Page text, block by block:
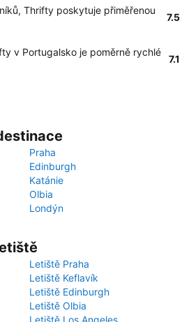
Thrifty poskytuje přiměřenou
7.5
v Portugalsko je poměrně rychlé
7.1
Praha
Edinburgh
Katánie
Olbia
Londýn
Letiště Praha
Letiště Keflavík
Letiště Edinburgh
Letiště Olbia
Letiště Los Angeles